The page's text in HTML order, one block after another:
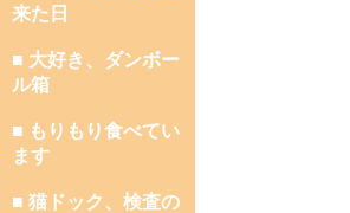
来た日
■ 大好き、ダンボー
ル箱
■ もりもり食べてい
ます
■ 猫ドック、検査の